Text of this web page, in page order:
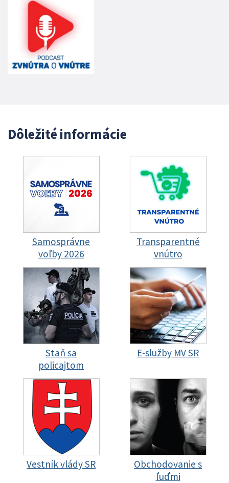
Dôležité informácie
Samosprávne
voľby 2026
Transparentné
vnútro
Staň sa
policajtom
E-služby MV SR
Vestník vlády SR
Obchodovanie s
ľuďmi